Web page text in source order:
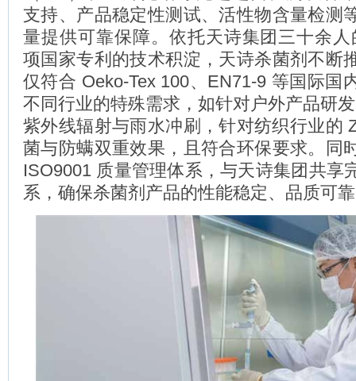
支持、产品稳定性测试、活性物含量检测
量提供可靠保障。依托天诗集团三十余
项国家专利的技术积淀，天诗杀菌剂不断
仅符合 Oeko-Tex 100、EN71-9 等国际国
不同行业的特殊需求，如针对户外产品研
紫外线辐射与雨水冲刷，针对纺织行业的
菌与防螨双重效果，且符合环保要求。同
ISO9001 质量管理体系，与天诗集团共享
系，确保杀菌剂产品的性能稳定、品质可